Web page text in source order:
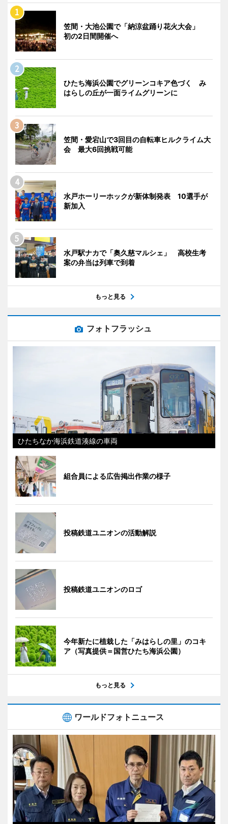
笠間・大池公園で「納涼盆踊り花火大会」
初の2日間開催へ
ひたち海浜公園でグリーンコキア色づく み
はらしの丘が一面ライムグリーンに
笠間・愛宕山で3回目の自転車ヒルクライム大
会 最大6回挑戦可能
水戸ホーリーホックが新体制発表 10選手が
新加入
水戸駅ナカで「奥久慈マルシェ」 高校生考
案の弁当は列車で到着
もっと見る
フォトフラッシュ
ひたちなか海浜鉄道湊線の車両
組合員による広告掲出作業の様子
投稿鉄道ユニオンの活動解説
投稿鉄道ユニオンのロゴ
今年新たに植栽した「みはらしの里」のコキ
ア（写真提供＝国営ひたち海浜公園）
もっと見る
ワールドフォトニュース